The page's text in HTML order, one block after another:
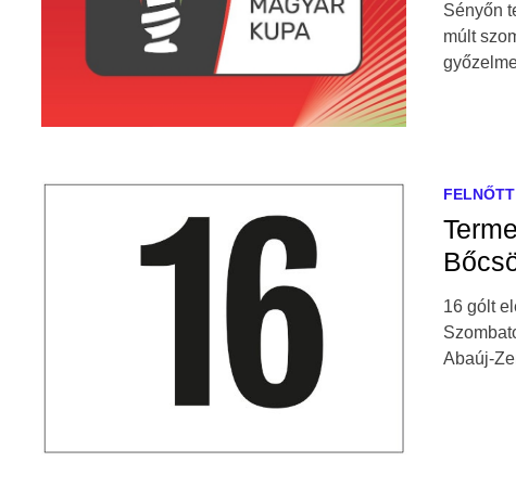
Sényőn
múlt
16 gólt
Abaúj-